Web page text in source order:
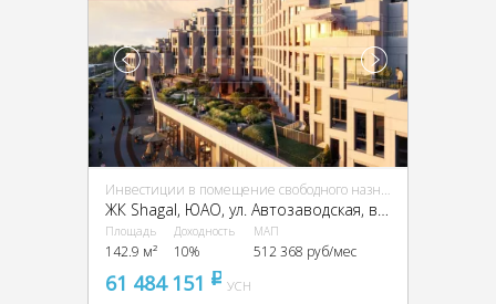
Инвестиции в помещение свободного назначения (ПСН)
Площадь
142.9 м²
Доходность
10%
МАП
512 368 руб/мес
61 484 151 pуб
УСН